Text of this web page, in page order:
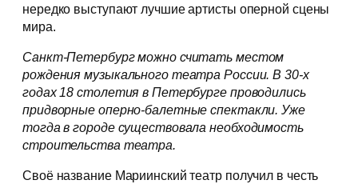
нередко выступают лучшие артисты оперной сцены
мира.
Санкт-Петербург можно считать местом
рождения музыкального театра России. В 30-х
годах 18 столетия в Петербурге проводились
придворные оперно-балетные спектакли. Уже
тогда в городе существовала необходимость
строительства театра.
Своё название Мариинский театр получил в честь